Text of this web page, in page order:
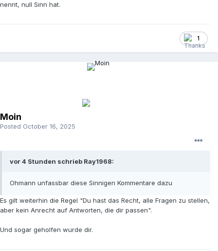
nennt, null Sinn hat.
1
Moin
Posted October 16, 2025
vor 4 Stunden schrieb Ray1968:
Ohmann unfassbar diese Sinnigen Kommentare dazu
Es gilt weiterhin die Regel "Du hast das Recht, alle Fragen zu stellen,
aber kein Anrecht auf Antworten, die dir passen".
Und sogar geholfen wurde dir.